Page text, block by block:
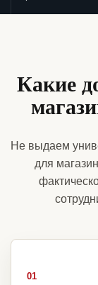
Какие
Не выдаем
для
01